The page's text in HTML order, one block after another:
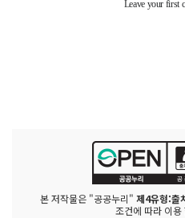
본 저작물은 "공공누리" 제4유형:출
조건에 따라 이